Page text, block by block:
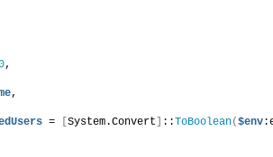
,
,
= [System.Convert] ::ToBoolean($env